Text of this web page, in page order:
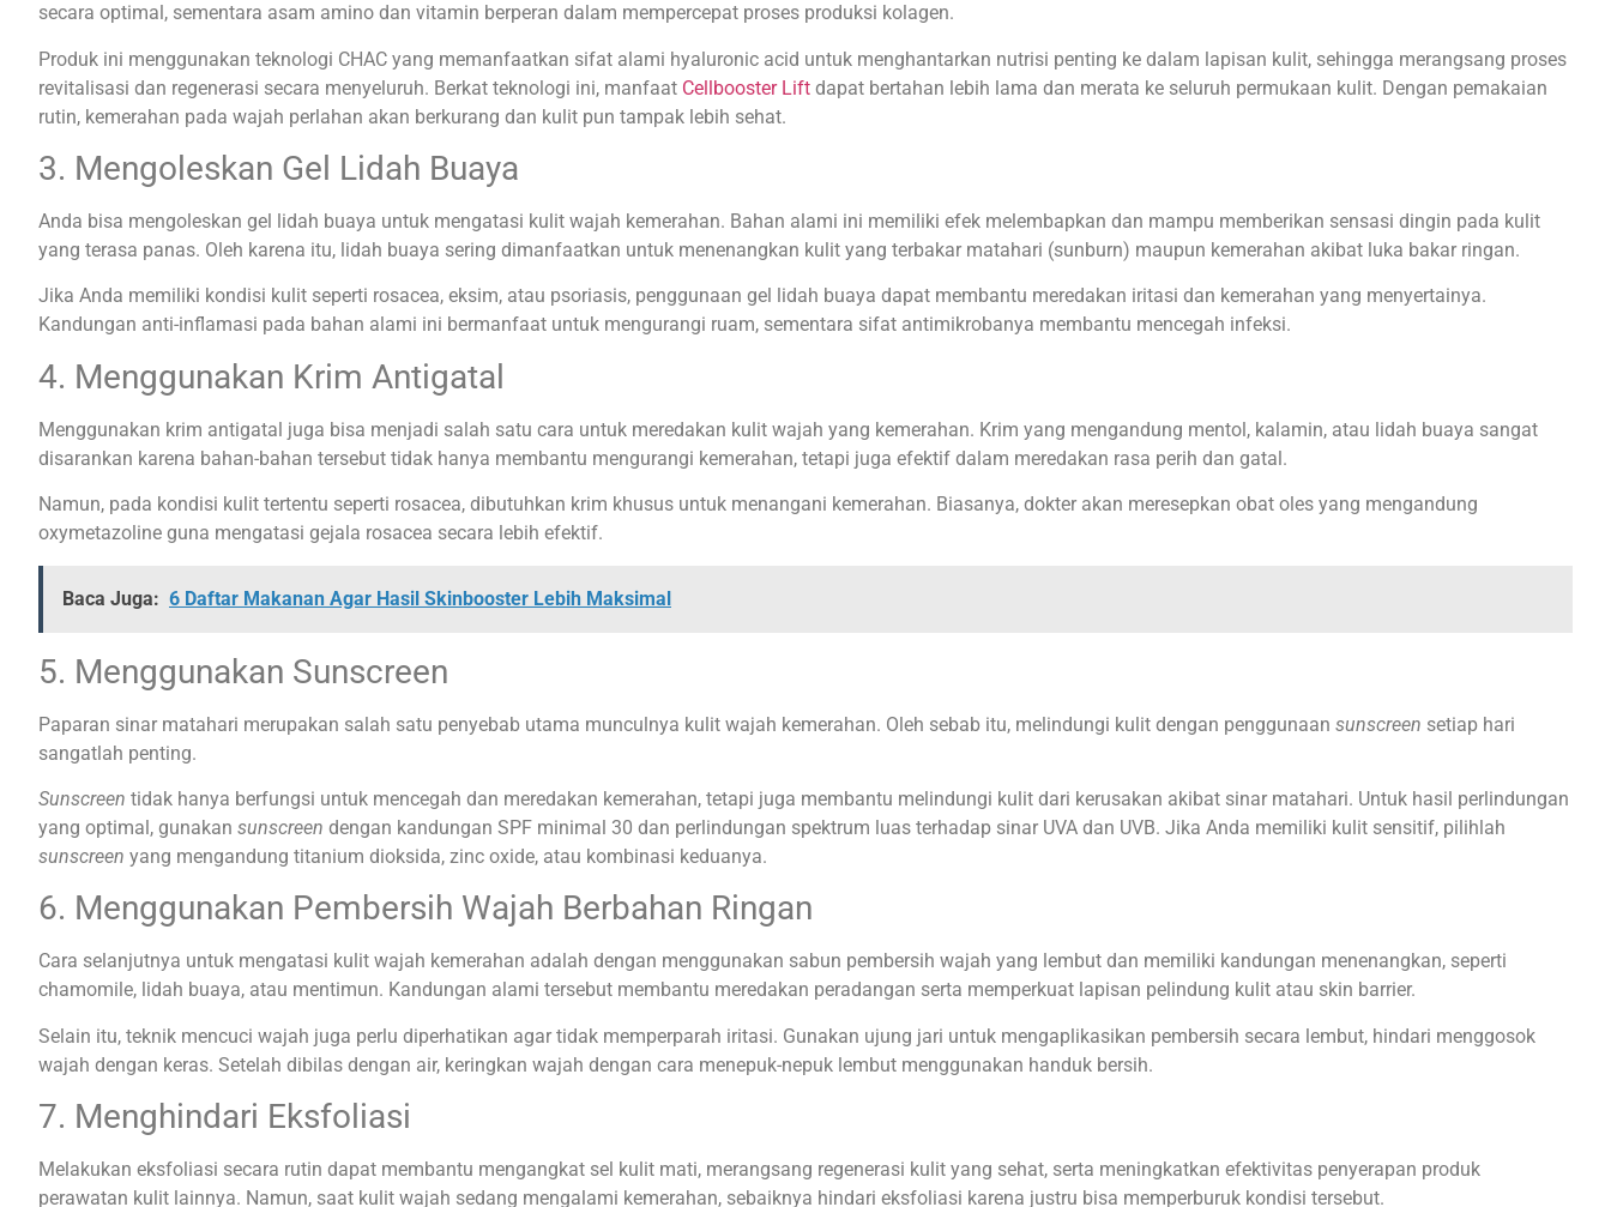
secara optimal, sementara asam amino dan vitamin berperan dalam mempercepat proses produksi kolagen.
Produk ini menggunakan teknologi CHAC yang memanfaatkan sifat alami hyaluronic acid untuk menghantarkan nutrisi penting ke dalam lapisan kulit, sehingga merangsang proses
revitalisasi dan regenerasi secara menyeluruh. Berkat teknologi ini, manfaat Cellbooster Lift dapat bertahan lebih lama dan merata ke seluruh permukaan kulit. Dengan pemakaian
rutin, kemerahan pada wajah perlahan akan berkurang dan kulit pun tampak lebih sehat.
3. Mengoleskan Gel Lidah Buaya
Anda bisa mengoleskan gel lidah buaya untuk mengatasi kulit wajah kemerahan. Bahan alami ini memiliki efek melembapkan dan mampu memberikan sensasi dingin pada kulit
yang terasa panas. Oleh karena itu, lidah buaya sering dimanfaatkan untuk menenangkan kulit yang terbakar matahari (sunburn) maupun kemerahan akibat luka bakar ringan.
Jika Anda memiliki kondisi kulit seperti rosacea, eksim, atau psoriasis, penggunaan gel lidah buaya dapat membantu meredakan iritasi dan kemerahan yang menyertainya.
Kandungan anti-inflamasi pada bahan alami ini bermanfaat untuk mengurangi ruam, sementara sifat antimikrobanya membantu mencegah infeksi.
4. Menggunakan Krim Antigatal
Menggunakan krim antigatal juga bisa menjadi salah satu cara untuk meredakan kulit wajah yang kemerahan. Krim yang mengandung mentol, kalamin, atau lidah buaya sangat
disarankan karena bahan-bahan tersebut tidak hanya membantu mengurangi kemerahan, tetapi juga efektif dalam meredakan rasa perih dan gatal.
Namun, pada kondisi kulit tertentu seperti rosacea, dibutuhkan krim khusus untuk menangani kemerahan. Biasanya, dokter akan meresepkan obat oles yang mengandung
oxymetazoline guna mengatasi gejala rosacea secara lebih efektif.
Baca Juga: 6 Daftar Makanan Agar Hasil Skinbooster Lebih Maksimal
5. Menggunakan Sunscreen
Paparan sinar matahari merupakan salah satu penyebab utama munculnya kulit wajah kemerahan. Oleh sebab itu, melindungi kulit dengan penggunaan sunscreen setiap hari
sangatlah penting.
Sunscreen tidak hanya berfungsi untuk mencegah dan meredakan kemerahan, tetapi juga membantu melindungi kulit dari kerusakan akibat sinar matahari. Untuk hasil perlindungan
yang optimal, gunakan sunscreen dengan kandungan SPF minimal 30 dan perlindungan spektrum luas terhadap sinar UVA dan UVB. Jika Anda memiliki kulit sensitif, pilihlah
sunscreen yang mengandung titanium dioksida, zinc oxide, atau kombinasi keduanya.
6. Menggunakan Pembersih Wajah Berbahan Ringan
Cara selanjutnya untuk mengatasi kulit wajah kemerahan adalah dengan menggunakan sabun pembersih wajah yang lembut dan memiliki kandungan menenangkan, seperti
chamomile, lidah buaya, atau mentimun. Kandungan alami tersebut membantu meredakan peradangan serta memperkuat lapisan pelindung kulit atau skin barrier.
Selain itu, teknik mencuci wajah juga perlu diperhatikan agar tidak memperparah iritasi. Gunakan ujung jari untuk mengaplikasikan pembersih secara lembut, hindari menggosok
wajah dengan keras. Setelah dibilas dengan air, keringkan wajah dengan cara menepuk-nepuk lembut menggunakan handuk bersih.
7. Menghindari Eksfoliasi
Melakukan eksfoliasi secara rutin dapat membantu mengangkat sel kulit mati, merangsang regenerasi kulit yang sehat, serta meningkatkan efektivitas penyerapan produk
perawatan kulit lainnya. Namun, saat kulit wajah sedang mengalami kemerahan, sebaiknya hindari eksfoliasi karena justru bisa memperburuk kondisi tersebut.